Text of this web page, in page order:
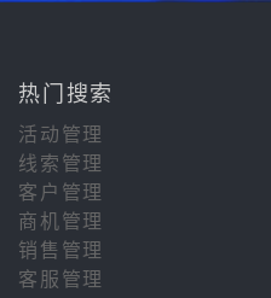
热门搜索
活动管理
线索管理
客户管理
商机管理
销售管理
客服管理